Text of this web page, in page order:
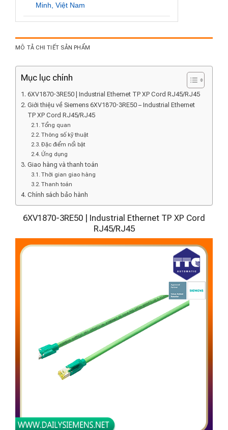
Minh, Việt Nam
MÔ TẢ CHI TIẾT SẢN PHẨM
Mục lục chính
6XV1870-3RE50 | Industrial Ethernet TP XP Cord RJ45/RJ45
Giới thiệu về Siemens 6XV1870-3RE50 – Industrial Ethernet
TP XP Cord RJ45/RJ45
Tổng quan
Thông số kỹ thuật
Đặc điểm nổi bật
Ứng dụng
Giao hàng và thanh toán
Thời gian giao hàng
Thanh toán
Chính sách bảo hành
6XV1870-3RE50 | Industrial Ethernet TP XP Cord
RJ45/RJ45